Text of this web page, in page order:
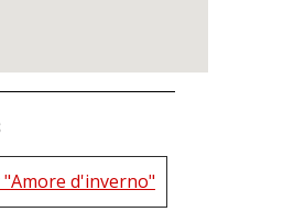
"Amore d'inverno"